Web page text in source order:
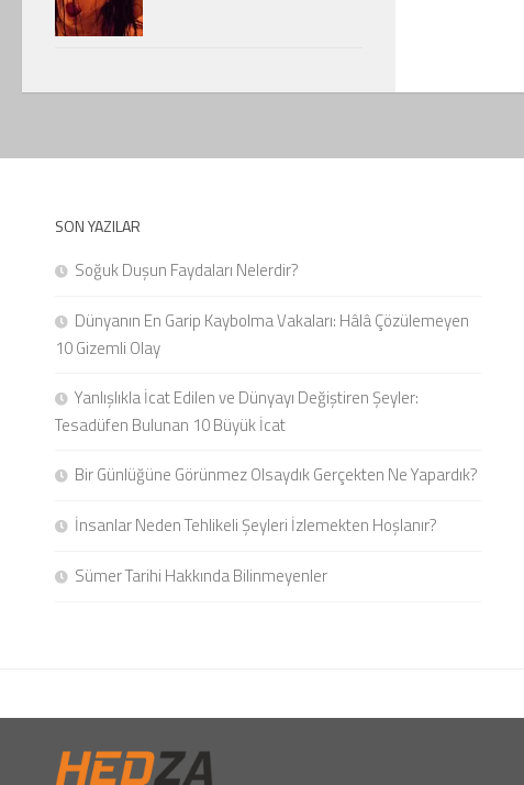
SON YAZILAR
Soğuk Duşun Faydaları Nelerdir?
Dünyanın En Garip Kaybolma Vakaları: Hâlâ Çözülemeyen
10 Gizemli Olay
Yanlışlıkla İcat Edilen ve Dünyayı Değiştiren Şeyler:
Tesadüfen Bulunan 10 Büyük İcat
Bir Günlüğüne Görünmez Olsaydık Gerçekten Ne Yapardık?
İnsanlar Neden Tehlikeli Şeyleri İzlemekten Hoşlanır?
Sümer Tarihi Hakkında Bilinmeyenler